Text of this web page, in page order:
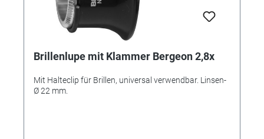
Brillenlupe mit Klammer Bergeon 2,8x
Mit Halteclip für Brillen, universal verwendbar. Linsen-
Ø 22 mm.